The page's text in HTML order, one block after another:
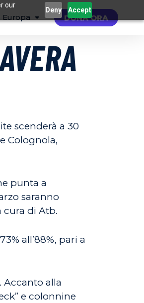
our
Deny Accept
Europa DONA ORA
scenderà a 30
Colognola,
punta a
saranno
cura di Atb.
all’88%, pari a
Accanto alla
e colonnine